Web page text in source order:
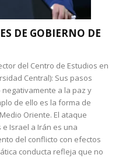
DE GOBIERNO DE
del Centro de Estudios en
Central): Sus pasos
a la paz y
de ello es la forma de
Oriente. El ataque
Israel a Irán es una
del conflicto con efectos
conducta refleja que no